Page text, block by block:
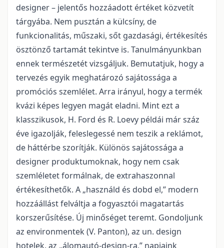
designer – jelentős hozzáadott értéket közvetít
tárgyába. Nem pusztán a külcsíny, de
funkcionalitás, műszaki, sőt gazdasági, értékesítés
ösztönző tartamát tekintve is. Tanulmányunkban
ennek természetét vizsgáljuk. Bemutatjuk, hogy a
tervezés egyik meghatározó sajátossága a
promóciós szemlélet. Arra irányul, hogy a termék
kvázi képes legyen magát eladni. Mint ezt a
klasszikusok, H. Ford és R. Loevy példái már száz
éve igazolják, feleslegessé nem teszik a reklámot,
de háttérbe szorítják. Különös sajátossága a
designer produktumoknak, hogy nem csak
szemléletet formálnak, de extrahaszonnal
értékesíthetők. A „használd és dobd el,” modern
hozzáállást felváltja a fogyasztói magatartás
korszerűsítése. Új minőséget teremt. Gondoljunk
az environmentek (V. Panton), az un. design
hotelek, az „álomautó-design-ra,” napjaink